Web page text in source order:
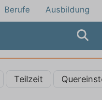
Berufe Ausbildung
Teilzeit